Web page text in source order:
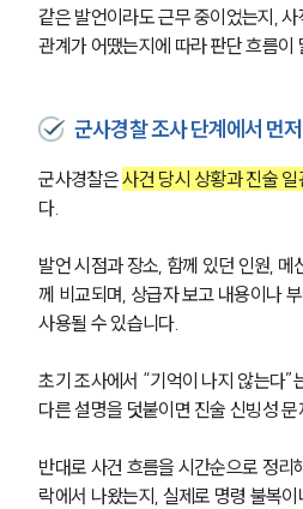
같은 발언이라도 근무 중이었는지,
관계가 어땠는지에 따라 판단 흐름이
군사경찰 조사 단계에서 먼
군사경찰은 사건 당시 상황과 진술
다.
발언 시점과 장소, 함께 있던 인원, 메
께 비교되며, 상급자 보고 내용이나
사용될 수 있습니다.
초기 조사에서 “기억이 나지 않는다
다른 설명을 덧붙이면 진술 신빙성
반대로 사건 흐름을 시간순으로 정리
락에서 나왔는지, 실제로 명령 불복